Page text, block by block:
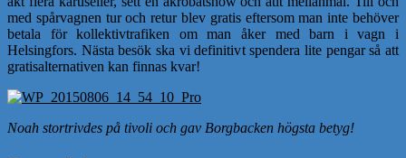
med spårvagnen tur och retur blev gratis eftersom man inte behöver
betala för kollektivtrafiken om man åker med barn i vagn i
Helsingfors. Nästa besök ska vi definitivt spendera lite pengar så att
gratisalternativen kan finnas kvar!
Noah stortrivdes på tivoli och gav Borgbacken högsta betyg!